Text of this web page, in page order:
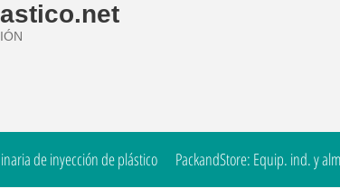
de inyección de plástico PackandStore: Equip. ind. y